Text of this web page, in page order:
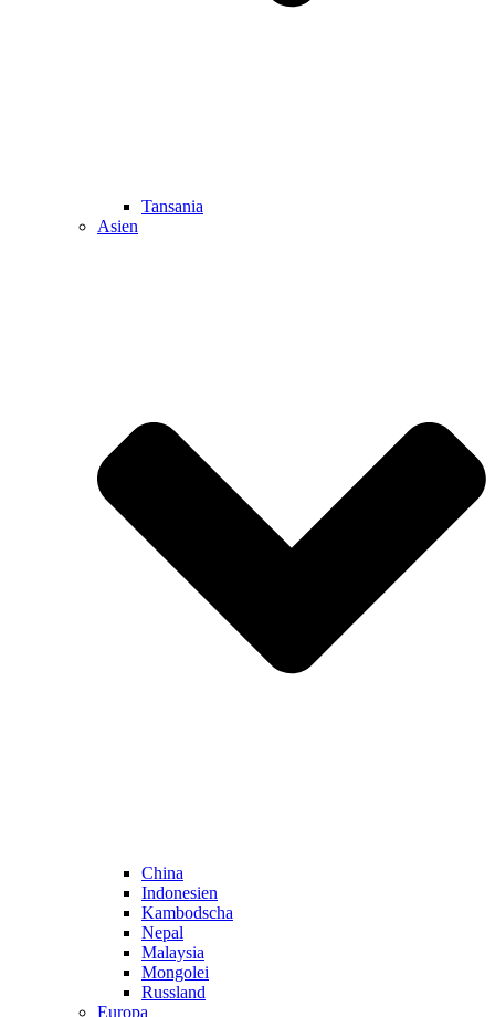
Tansania
Asien
China
Indonesien
Kambodscha
Nepal
Malaysia
Mongolei
Russland
Europa